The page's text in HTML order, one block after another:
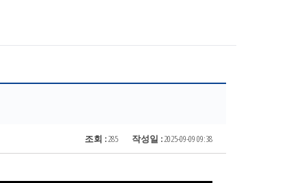
작성일 :2025-09-09 09:38
조회 :285